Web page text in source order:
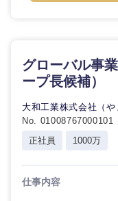
グローバル事
ープ長候補）
大和工業株式会社（や
No. 01008767000101
正社員
1000万
仕事内容